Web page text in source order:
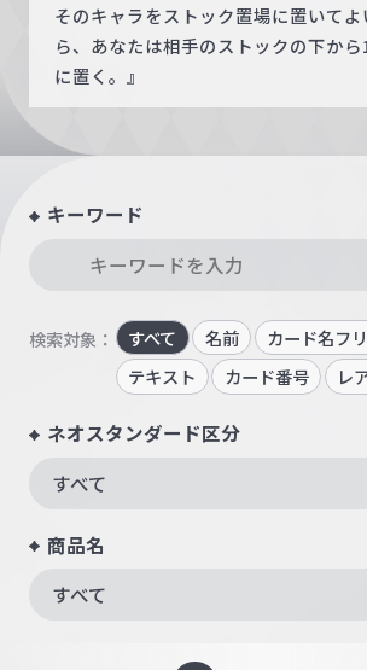
そのキャラをストック置場に置いて
ら、あなたは相手のストックの下か
に置く。』
キーワード
検索対象： すべて 名前 カード名フ
テキスト
カード番号 レ
ネオスタンダード区分
すべて
商品名
すべて